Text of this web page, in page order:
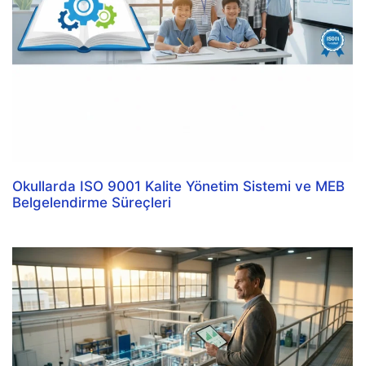
Okullarda ISO 9001 Kalite Yönetim Sistemi ve MEB
Belgelendirme Süreçleri